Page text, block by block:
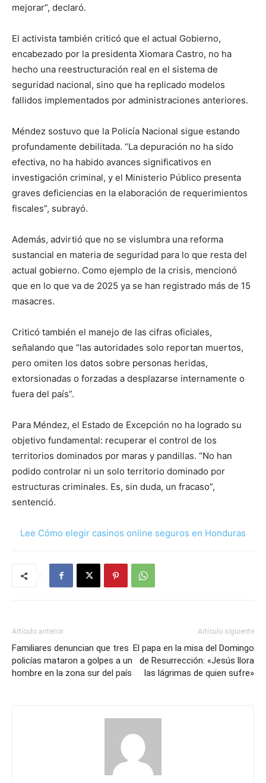
mejorar”, declaró.
El activista también criticó que el actual Gobierno,
encabezado por la presidenta Xiomara Castro, no ha
hecho una reestructuración real en el sistema de
seguridad nacional, sino que ha replicado modelos
fallidos implementados por administraciones anteriores.
Méndez sostuvo que la Policía Nacional sigue estando
profundamente debilitada. “La depuración no ha sido
efectiva, no ha habido avances significativos en
investigación criminal, y el Ministerio Público presenta
graves deficiencias en la elaboración de requerimientos
fiscales”, subrayó.
Además, advirtió que no se vislumbra una reforma
sustancial en materia de seguridad para lo que resta del
actual gobierno. Como ejemplo de la crisis, mencionó
que en lo que va de 2025 ya se han registrado más de 15
masacres.
Criticó también el manejo de las cifras oficiales,
señalando que “las autoridades solo reportan muertos,
pero omiten los datos sobre personas heridas,
extorsionadas o forzadas a desplazarse internamente o
fuera del país”.
Para Méndez, el Estado de Excepción no ha logrado su
objetivo fundamental: recuperar el control de los
territorios dominados por maras y pandillas. “No han
podido controlar ni un solo territorio dominado por
estructuras criminales. Es, sin duda, un fracaso”,
sentenció.
Lee Cómo elegir casinos online seguros en Honduras
Artículo anterior
Familiares denuncian que tres
policías mataron a golpes a un
hombre en la zona sur del país
Artículo siguiente
El papa en la misa del Domingo
de Resurrección: «Jesús llora
las lágrimas de quien sufre»